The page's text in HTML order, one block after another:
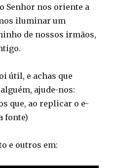
Senhor nos oriente a
iluminar um
de nossos irmãos,
útil, e achas que
ajude-nos:
que, ao replicar o e-
fonte)
e outros em: